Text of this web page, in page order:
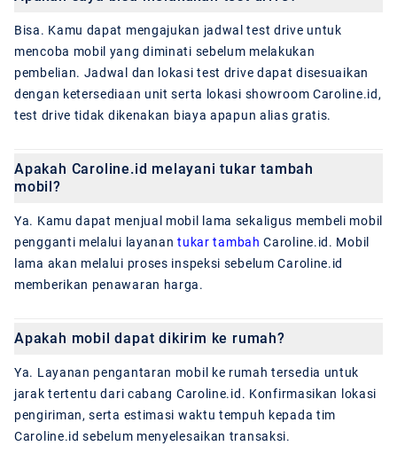
Bisa. Kamu dapat mengajukan jadwal test drive untuk
mencoba mobil yang diminati sebelum melakukan
pembelian. Jadwal dan lokasi test drive dapat disesuaikan
dengan ketersediaan unit serta lokasi showroom Caroline.id,
test drive tidak dikenakan biaya apapun alias gratis.
Apakah Caroline.id melayani tukar tambah
mobil?
Ya. Kamu dapat menjual mobil lama sekaligus membeli mobil
pengganti melalui layanantukar tambah Caroline.id. Mobil
lama akan melalui proses inspeksi sebelum Caroline.id
memberikan penawaran harga.
Apakah mobil dapat dikirim ke rumah?
Ya. Layanan pengantaran mobil ke rumah tersedia untuk
jarak tertentu dari cabang Caroline.id. Konfirmasikan lokasi
pengiriman, serta estimasi waktu tempuh kepada tim
Caroline.id sebelum menyelesaikan transaksi.